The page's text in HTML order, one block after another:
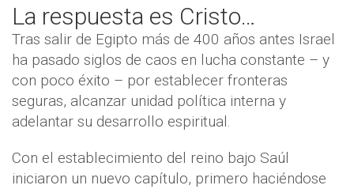
La respuesta es Cristo…
Tras salir de Egipto más de 400 años antes Israel
ha pasado siglos de caos en lucha constante – y
con poco éxito – por establecer fronteras
seguras, alcanzar unidad política interna y
adelantar su desarrollo espiritual.
Con el establecimiento del reino bajo Saúl
iniciaron un nuevo capítulo, primero haciéndose